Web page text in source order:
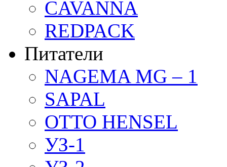
CAVANNA
REDPACK
Питатели
NAGEMA MG – 1
SAPAL
OTTO HENSEL
УЗ-1